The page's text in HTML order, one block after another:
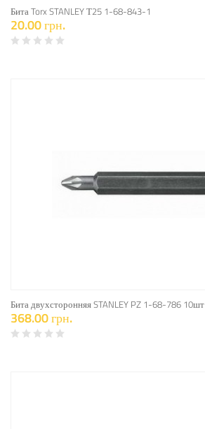
Бита Torx STANLEY Т25 1-68-843-1
20.00 грн.
Бита двухсторонняя STANLEY PZ 1-68-786 10шт
368.00 грн.